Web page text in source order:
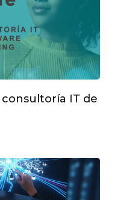
IT de